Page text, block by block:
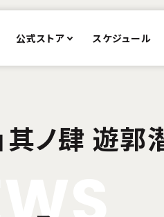
公式ストア スケジュール
其ノ肆 遊郭